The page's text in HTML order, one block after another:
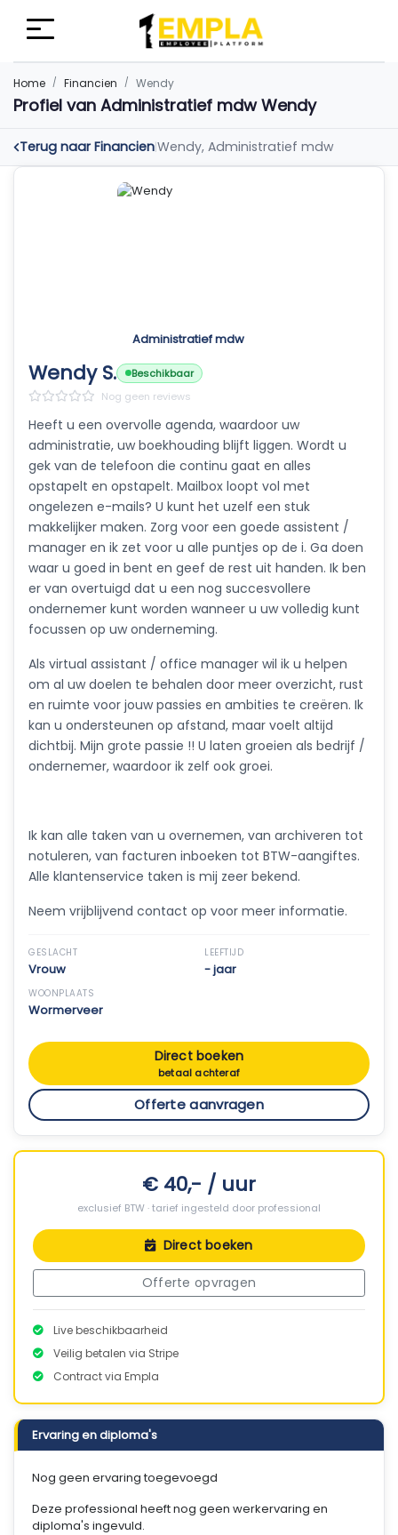
Home Financien Wendy
Profiel van Administratief mdw Wendy
Terug naar Financien|Wendy, Administratief mdw
Administratief mdw
Wendy S.
Beschikbaar
Nog geen reviews
Heeft u een overvolle agenda, waardoor uw
administratie, uw boekhouding blijft liggen. Wordt u
gek van de telefoon die continu gaat en alles
opstapelt en opstapelt. Mailbox loopt vol met
ongelezen e-mails? U kunt het uzelf een stuk
makkelijker maken. Zorg voor een goede assistent /
manager en ik zet voor u alle puntjes op de i. Ga doen
waar u goed in bent en geef de rest uit handen. Ik ben
er van overtuigd dat u een nog succesvollere
ondernemer kunt worden wanneer u uw volledig kunt
focussen op uw onderneming.
Als virtual assistant / office manager wil ik u helpen
om al uw doelen te behalen door meer overzicht, rust
en ruimte voor jouw passies en ambities te creëren. Ik
kan u ondersteunen op afstand, maar voelt altijd
dichtbij. Mijn grote passie !! U laten groeien als bedrijf /
ondernemer, waardoor ik zelf ook groei.
Ik kan alle taken van u overnemen, van archiveren tot
notuleren, van facturen inboeken tot BTW-aangiftes.
Alle klantenservice taken is mij zeer bekend.
Neem vrijblijvend contact op voor meer informatie.
GESLACHT
Vrouw
LEEFTIJD
- jaar
WOONPLAATS
Wormerveer
Direct boeken
betaal achteraf
Offerte aanvragen
€ 40,- / uur
exclusief BTW · tarief ingesteld door professional
Direct boeken
Offerte opvragen
Live beschikbaarheid
Veilig betalen via Stripe
Contract via Empla
Ervaring en diploma's
Nog geen ervaring toegevoegd
Deze professional heeft nog geen werkervaring en
diploma's ingevuld.